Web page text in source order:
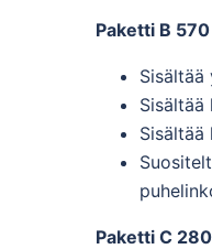
Paketti B
Sisältää
Sisältää
Paketti C